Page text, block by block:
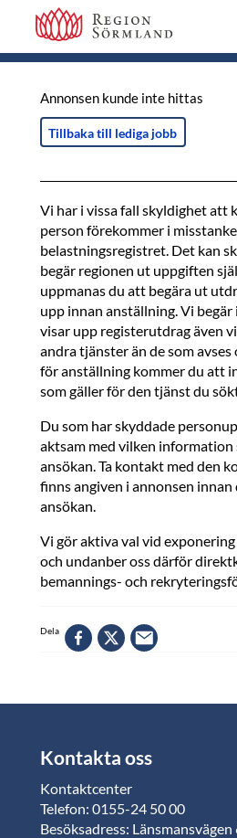
Annonsen kunde inte hittas
Tillbaka till lediga jobb
Vi har i vissa fall skyldighet att
person förekommer i
belastningsregistret. Det kan
begär regionen ut uppgiften
uppmanas du att begära ut
upp innan anställning. Vi
visar upp registerutdrag även
andra tjänster än de som
för anställning kommer du att
som gäller för den tjänst du
Du som har skyddade
aktsam med vilken information
ansökan. Ta kontakt med den
finns angiven i annonsen innan
ansökan.
Vi gör aktiva val vid
och undanber oss därför
bemannings- och
Dela
Kontakta oss
Kontaktcenter
Telefon: 0155-24 50 00
Besöksadress: Länsmansvägen